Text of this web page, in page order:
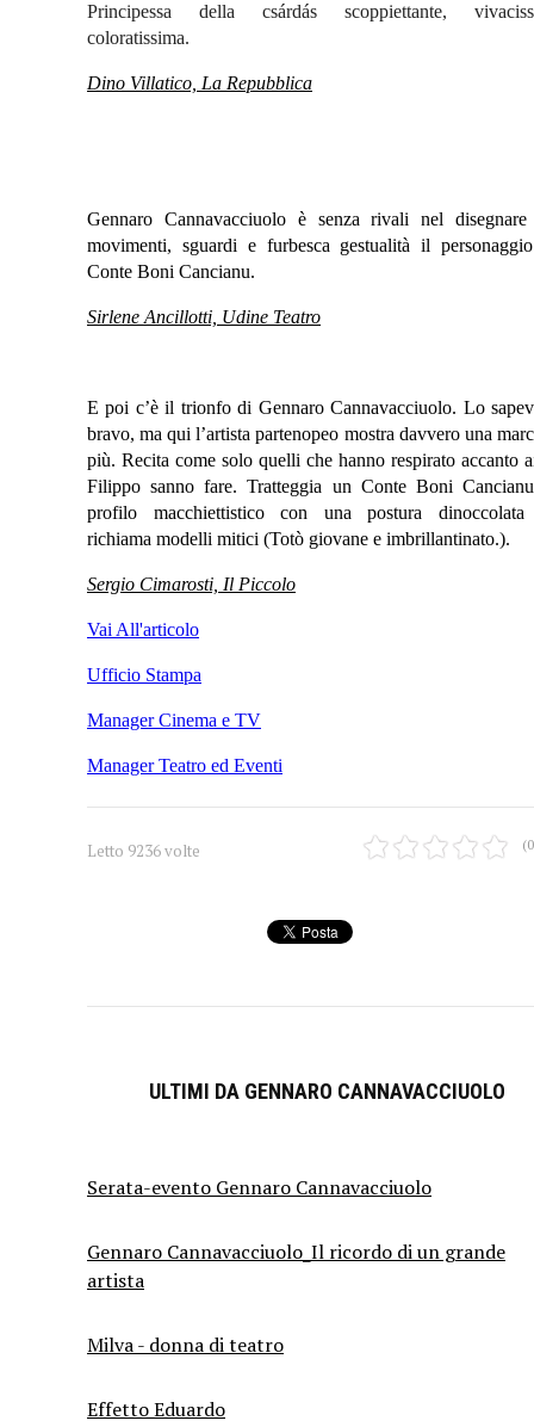
Principessa della csárdás scoppiettante,
coloratissima.
Dino Villatico, La Repubblica
Gennaro Cannavacciuolo è senza rivali nel
movimenti, sguardi e furbesca gestualità il
Conte Boni Cancianu.
Sirlene Ancillotti, Udine Teatro
E poi c’è il trionfo di Gennaro Cannavacciuolo. Lo
bravo, ma qui l’artista partenopeo mostra davvero una
più. Recita come solo quelli che hanno respirato accanto
Filippo sanno fare. Tratteggia un Conte Boni
profilo macchiettistico con una postura dinoccolata
richiama modelli mitici (Totò giovane e imbrillantinato.).
Sergio Cimarosti, Il Piccolo
Vai All'articolo
Ufficio Stampa
Manager Cinema e TV
Manager Teatro ed Eventi
Letto 9236 volte
ULTIMI DA GENNARO CANNAVACCIUOLO
Serata-evento Gennaro Cannavacciuolo
Gennaro Cannavacciuolo_Il ricordo di un grande
artista
Milva - donna di teatro
Effetto Eduardo